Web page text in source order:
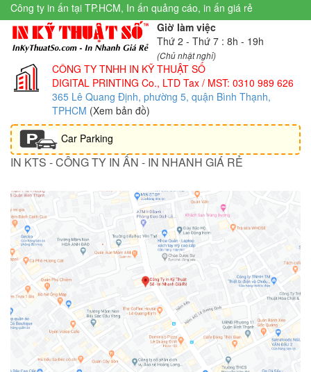
Công ty in ấn tại TP.HCM, In ấn quảng cáo, in ấn giá rẻ
Giờ làm việc
Thứ 2 - Thứ 7 : 8h - 19h
(Chủ nhật nghỉ)
CÔNG TY TNHH IN KỸ THUẬT SỐ
DIGITAL PRINTING Co., LTD Tax / MST: 0310 989 626
365 Lê Quang Định, phường 5, quận Bình Thạnh,
TPHCM (Xem bản đồ)
Car Parking
IN KTS - CÔNG TY IN ẤN - IN NHANH GIÁ RẺ